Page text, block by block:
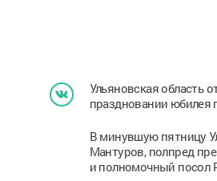
Ульяновская область
праздновании юбилея
В минувшую пятницу
Мантуров, полпред
и полномочный посол